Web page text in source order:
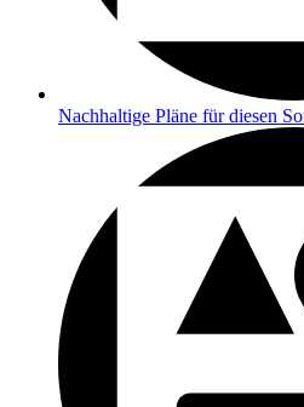
Nachhaltige Pläne für diesen